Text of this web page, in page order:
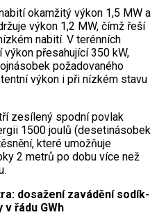
okamžitý výkon 1,5 MW a
výkon 1,2 MW, čímž řeší
nabití. V terénních
přesahující 350 kW,
požadovaného
výkon i při nízkém stavu
zesílený spodní povlak
1500 joulů (desetinásobek
které umožňuje
2 metrů po dobu více než
dosažení zavádění sodík-
řádu GWh